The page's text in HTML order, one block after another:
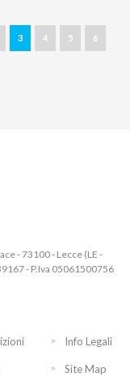
3 4 5 6
- 73100 - Lecce (LE -
- P.Iva 05061500756
Info Legali
Site Map